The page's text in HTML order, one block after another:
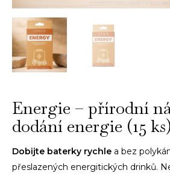
Energie – přírodní
dodání energie (15
Dobijte baterky rychle a bez
přeslazených energitických drinků.